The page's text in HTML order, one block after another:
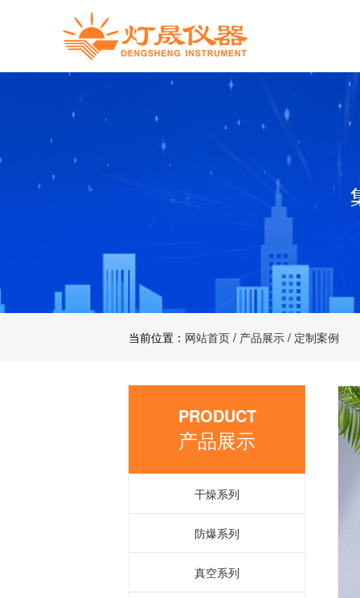
当前位置： 网站首页 / 产品展示 / 定制案例
PRODUCT
产品展示
干燥系列
防爆系列
真空系列